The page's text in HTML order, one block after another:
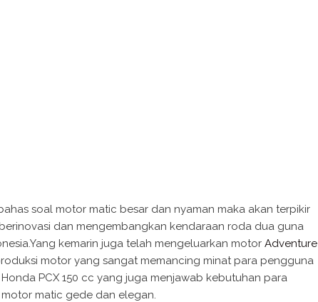
soal motor matic besar dan nyaman maka akan terpikir
dan mengembangkan kendaraan roda dua guna
kemarin juga telah mengeluarkan motor Adventure
motor yang sangat memancing minat para pengguna
PCX 150 cc yang juga menjawab kebutuhan para
matic gede dan elegan.